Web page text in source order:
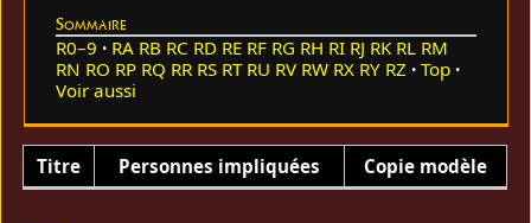
Sommaire
R0–9 RA RB RC RD RE RF RG RH RI RJ RK RL RM
RN RO RP RQ RR RS RT RU RV RW RX RY RZ
Top
Voir aussi
Titre Personnes impliquées Copie modèle